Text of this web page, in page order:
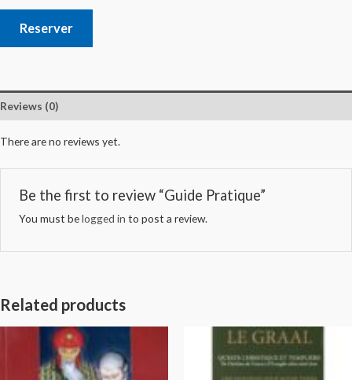
Reserver
Reviews (0)
There are no reviews yet.
Be the first to review “Guide Pratique”
You must belogged in to post a review.
Related products